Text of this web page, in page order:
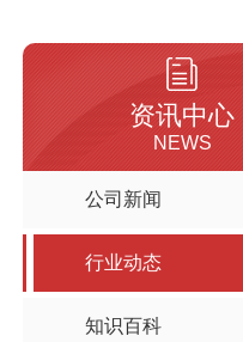
资讯中心
NEWS
公司新闻
行业动态
知识百科